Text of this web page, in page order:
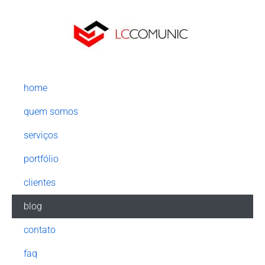
home
quem somos
serviços
portfólio
clientes
blog
contato
faq